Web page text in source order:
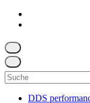
Suchen
nach:
DDS